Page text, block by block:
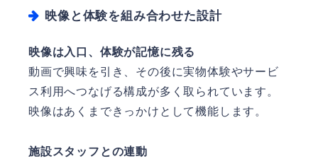
映像と体験を組み合わせた設計
映像は入口、体験が記憶に残る
動画で興味を引き、その後に実物体験やサービ
ス利用へつなげる構成が多く取られています。
映像はあくまできっかけとして機能します。
施設スタッフとの連動